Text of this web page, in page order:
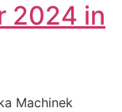
2024 in
Machinek